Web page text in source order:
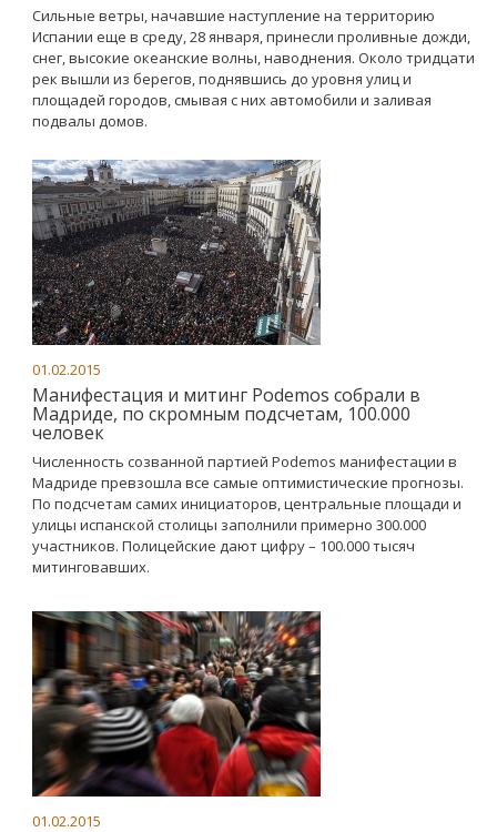
Сильные ветры, начавшие наступление на территорию
Испании еще в среду, 28 января, принесли проливные дожди,
снег, высокие океанские волны, наводнения. Около тридцати
рек вышли из берегов, поднявшись до уровня улиц и
площадей городов, смывая с них автомобили и заливая
подвалы домов.
01.02.2015
Манифестация и митинг Podemos собрали в
Мадриде, по скромным подсчетам, 100.000
человек
Численность созванной партией Podemos манифестации в
Мадриде превзошла все самые оптимистические прогнозы.
По подсчетам самих инициаторов, центральные площади и
улицы испанской столицы заполнили примерно 300.000
участников. Полицейские дают цифру – 100.000 тысяч
митинговавших.
01.02.2015